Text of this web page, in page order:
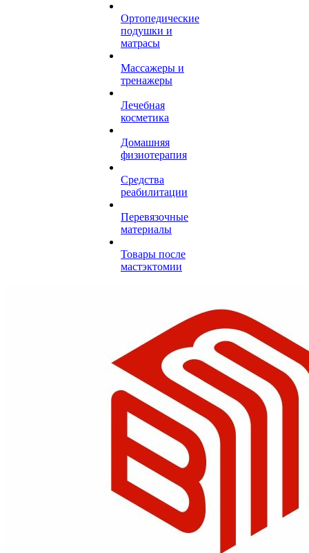
Ортопедические
подушки и
матрасы
Массажеры и
тренажеры
Лечебная
косметика
Домашняя
физиотерапия
Средства
реабилитации
Перевязочные
материалы
Товары после
мастэктомии